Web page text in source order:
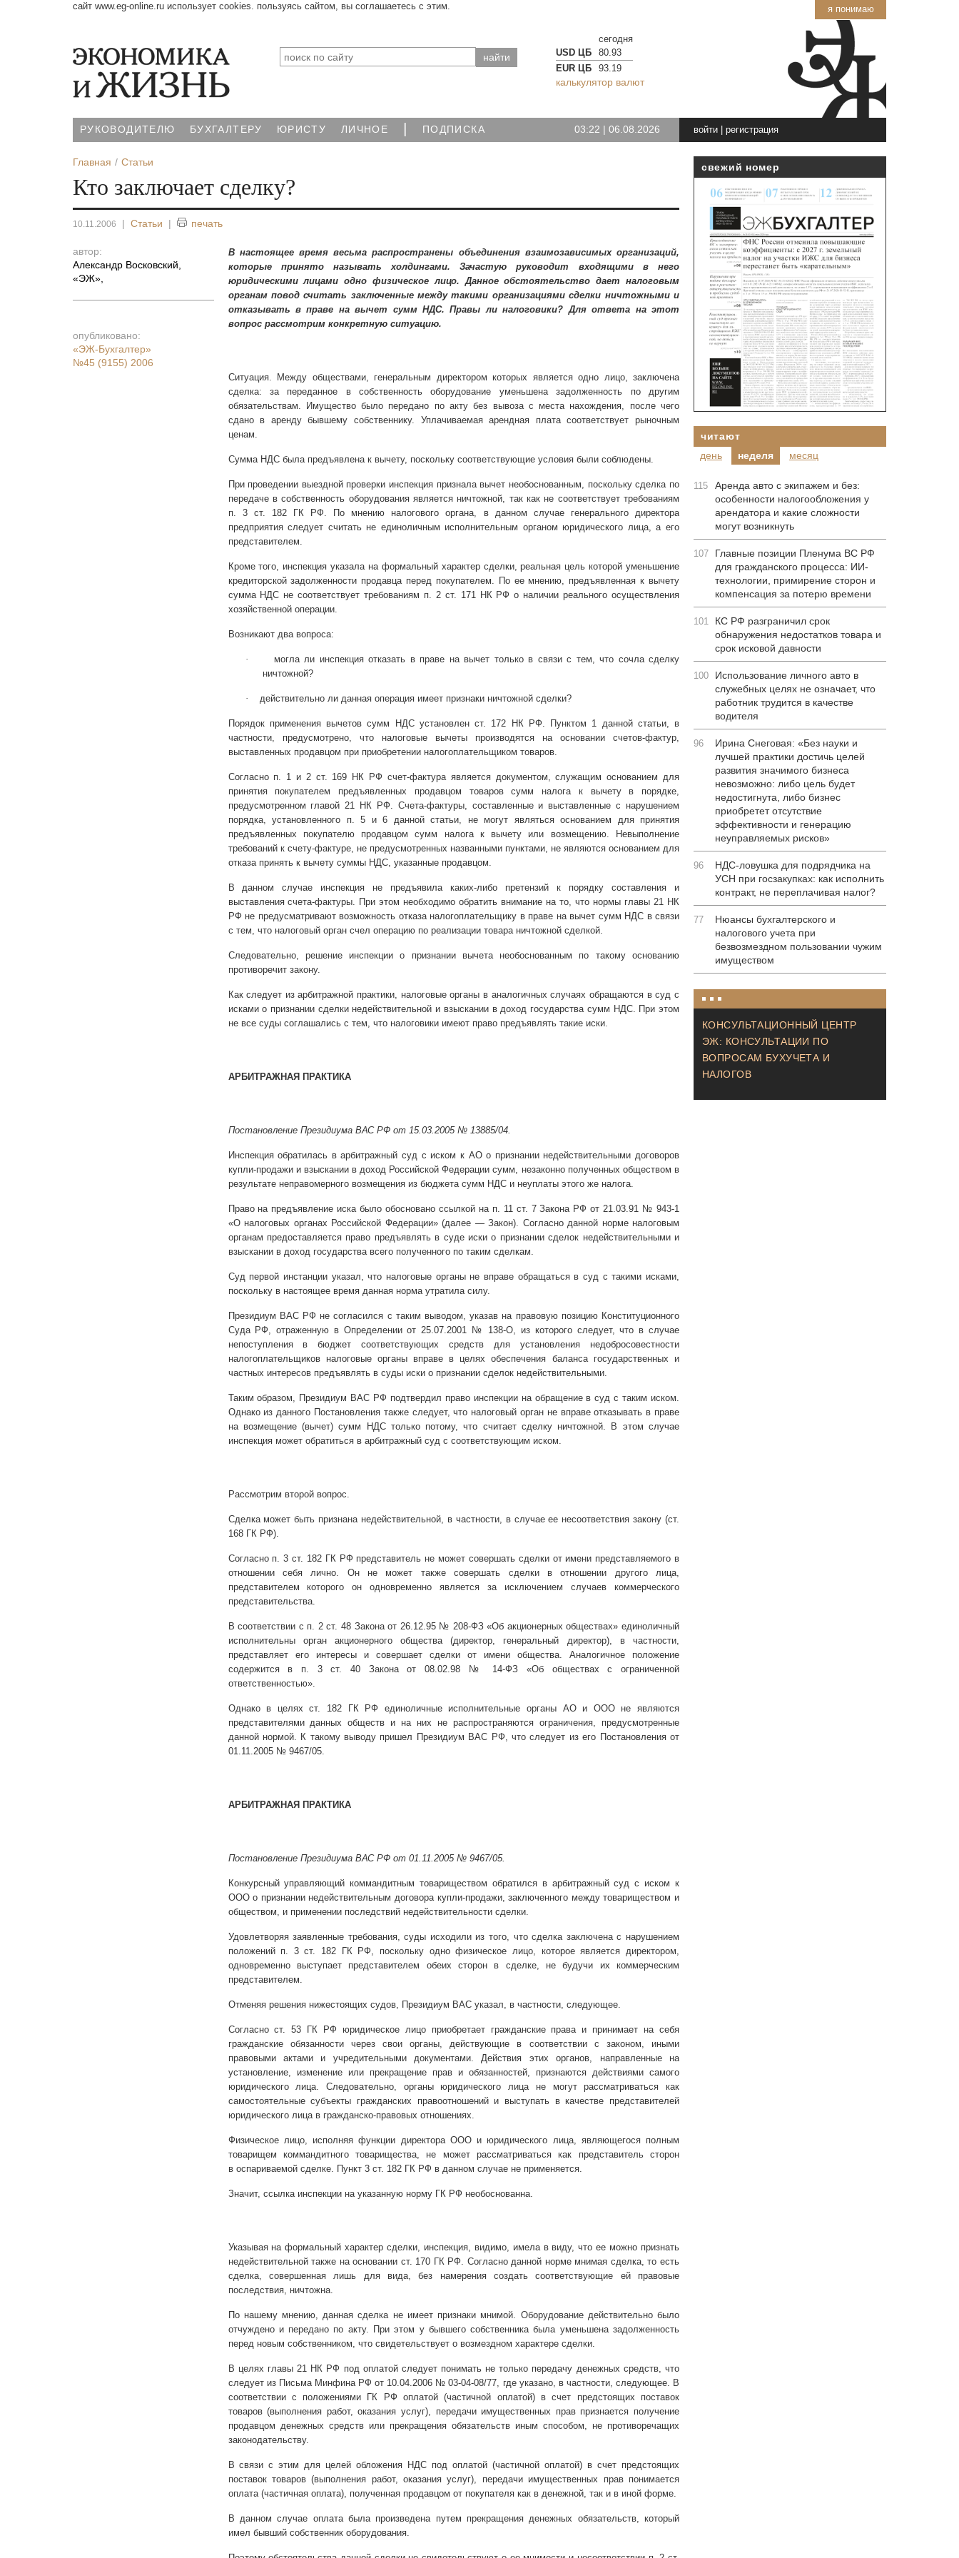
я понимаю
сайт www.eg-online.ru использует cookies. пользуясь сайтом, вы соглашаетесь с этим.
сегодня
USD ЦБ
80.93
EUR ЦБ
93.19
калькулятор валют
РУКОВОДИТЕЛЮ БУХГАЛТЕРУ ЮРИСТУ ЛИЧНОЕ | ПОДПИСКА 03:22 | 06.08.2026 войти| регистрация
Главная Статьи
Кто заключает сделку?
10.11.2006 | Статьи | печать
автор:
Александр Восковский,
«ЭЖ»
опубликовано:
«ЭЖ-Бухгалтер»
№45 (9155) 2006
В настоящее время весьма распространены объединения взаимозависимых организаций,
которые принято называть холдингами. Зачастую руководит входящими в него
юридическими лицами одно физическое лицо. Данное обстоятельство дает налоговым
органам повод считать заключенные между такими организациями сделки ничтожными и
отказывать в праве на вычет сумм НДС. Правы ли налоговики? Для ответа на этот
вопрос рассмотрим конкретную ситуацию.
Ситуация. Между обществами, генеральным директором которых является одно лицо, заключена
сделка: за переданное в собственность оборудование уменьшена задолженность по другим
обязательствам. Имущество было передано по акту без вывоза с места нахождения, после чего
сдано в аренду бывшему собственнику. Уплачиваемая арендная плата соответствует рыночным
ценам.
Сумма НДС была предъявлена к вычету, поскольку соответствующие условия были соблюдены.
При проведении выездной проверки инспекция признала вычет необоснованным, поскольку сделка по
передаче в собственность оборудования является ничтожной, так как не соответствует требованиям
п. 3 ст. 182 ГК РФ. По мнению налогового органа, в данном случае генерального директора
предприятия следует считать не единоличным исполнительным органом юридического лица, а его
представителем.
Кроме того, инспекция указала на формальный характер сделки, реальная цель которой уменьшение
кредиторской задолженности продавца перед покупателем. По ее мнению, предъявленная к вычету
сумма НДС не соответствует требованиям п. 2 ст. 171 НК РФ о наличии реального осуществления
хозяйственной операции.
Возникают два вопроса:
·
могла ли инспекция отказать в праве на вычет только в связи с тем, что сочла сделку
ничтожной?
· действительно ли данная операция имеет признаки ничтожной сделки?
Порядок применения вычетов сумм НДС установлен ст. 172 НК РФ. Пунктом 1 данной статьи, в
частности, предусмотрено, что налоговые вычеты производятся на основании счетов-фактур,
выставленных продавцом при приобретении налогоплательщиком товаров.
Согласно п. 1 и 2 ст. 169 НК РФ счет-фактура является документом, служащим основанием для
принятия покупателем предъявленных продавцом товаров сумм налога к вычету в порядке,
предусмотренном главой 21 НК РФ. Счета-фактуры, составленные и выставленные с нарушением
порядка, установленного п. 5 и 6 данной статьи, не могут являться основанием для принятия
предъявленных покупателю продавцом сумм налога к вычету или возмещению. Невыполнение
требований к счету-фактуре, не предусмотренных названными пунктами, не являются основанием для
отказа принять к вычету суммы НДС, указанные продавцом.
В данном случае инспекция не предъявила каких-либо претензий к порядку составления и
выставления счета-фактуры. При этом необходимо обратить внимание на то, что нормы главы 21 НК
РФ не предусматривают возможность отказа налогоплательщику в праве на вычет сумм НДС в связи
с тем, что налоговый орган счел операцию по реализации товара ничтожной сделкой.
Следовательно, решение инспекции о признании вычета необоснованным по такому основанию
противоречит закону.
Как следует из арбитражной практики, налоговые органы в аналогичных случаях обращаются в суд с
исками о признании сделки недействительной и взыскании в доход государства сумм НДС. При этом
не все суды соглашались с тем, что налоговики имеют право предъявлять такие иски.
АРБИТРАЖНАЯ ПРАКТИКА
Постановление Президиума ВАС РФ от 15.03.2005 № 13885/04.
Инспекция обратилась в арбитражный суд с иском к АО о признании недействительными договоров
купли-продажи и взыскании в доход Российской Федерации сумм, незаконно полученных обществом в
результате неправомерного возмещения из бюджета сумм НДС и неуплаты этого же налога.
Право на предъявление иска было обосновано ссылкой на п. 11 ст. 7 Закона РФ от 21.03.91 № 943-1
«О налоговых органах Российской Федерации» (далее — Закон). Согласно данной норме налоговым
органам предоставляется право предъявлять в суде иски о признании сделок недействительными и
взыскании в доход государства всего полученного по таким сделкам.
Суд первой инстанции указал, что налоговые органы не вправе обращаться в суд с такими исками,
поскольку в настоящее время данная норма утратила силу.
Президиум ВАС РФ не согласился с таким выводом, указав на правовую позицию Конституционного
Суда РФ, отраженную в Определении от 25.07.2001 № 138-О, из которого следует, что в случае
непоступления в бюджет соответствующих средств для установления недобросовестности
налогоплательщиков налоговые органы вправе в целях обеспечения баланса государственных и
частных интересов предъявлять в суды иски о признании сделок недействительными.
Таким образом, Президиум ВАС РФ подтвердил право инспекции на обращение в суд с таким иском.
Однако из данного Постановления также следует, что налоговый орган не вправе отказывать в праве
на возмещение (вычет) сумм НДС только потому, что считает сделку ничтожной. В этом случае
инспекция может обратиться в арбитражный суд с соответствующим иском.
Рассмотрим второй вопрос.
Сделка может быть признана недействительной, в частности, в случае ее несоответствия закону (ст.
168 ГК РФ).
Согласно п. 3 ст. 182 ГК РФ представитель не может совершать сделки от имени представляемого в
отношении себя лично. Он не может также совершать сделки в отношении другого лица,
представителем которого он одновременно является за исключением случаев коммерческого
представительства.
В соответствии с п. 2 ст. 48 Закона от 26.12.95 № 208-ФЗ «Об акционерных обществах» единоличный
исполнительны орган акционерного общества (директор, генеральный директор), в частности,
представляет его интересы и совершает сделки от имени общества. Аналогичное положение
содержится в п. 3 ст. 40 Закона от 08.02.98 № 14-ФЗ «Об обществах с ограниченной
ответственностью».
Однако в целях ст. 182 ГК РФ единоличные исполнительные органы АО и ООО не являются
представителями данных обществ и на них не распространяются ограничения, предусмотренные
данной нормой. К такому выводу пришел Президиум ВАС РФ, что следует из его Постановления от
01.11.2005 № 9467/05.
АРБИТРАЖНАЯ ПРАКТИКА
Постановление Президиума ВАС РФ от 01.11.2005 № 9467/05.
Конкурсный управляющий коммандитным товариществом обратился в арбитражный суд с иском к
ООО о признании недействительным договора купли-продажи, заключенного между товариществом и
обществом, и применении последствий недействительности сделки.
Удовлетворяя заявленные требования, суды исходили из того, что сделка заключена с нарушением
положений п. 3 ст. 182 ГК РФ, поскольку одно физическое лицо, которое является директором,
одновременно выступает представителем обеих сторон в сделке, не будучи их коммерческим
представителем.
Отменяя решения нижестоящих судов, Президиум ВАС указал, в частности, следующее.
Согласно ст. 53 ГК РФ юридическое лицо приобретает гражданские права и принимает на себя
гражданские обязанности через свои органы, действующие в соответствии с законом, иными
правовыми актами и учредительными документами. Действия этих органов, направленные на
установление, изменение или прекращение прав и обязанностей, признаются действиями самого
юридического лица. Следовательно, органы юридического лица не могут рассматриваться как
самостоятельные субъекты гражданских правоотношений и выступать в качестве представителей
юридического лица в гражданско-правовых отношениях.
Физическое лицо, исполняя функции директора ООО и юридического лица, являющегося полным
товарищем коммандитного товарищества, не может рассматриваться как представитель сторон
в оспариваемой сделке. Пункт 3 ст. 182 ГК РФ в данном случае не применяется.
Значит, ссылка инспекции на указанную норму ГК РФ необоснованна.
Указывая на формальный характер сделки, инспекция, видимо, имела в виду, что ее можно признать
недействительной также на основании ст. 170 ГК РФ. Согласно данной норме мнимая сделка, то есть
сделка, совершенная лишь для вида, без намерения создать соответствующие ей правовые
последствия, ничтожна.
По нашему мнению, данная сделка не имеет признаки мнимой. Оборудование действительно было
отчуждено и передано по акту. При этом у бывшего собственника была уменьшена задолженность
перед новым собственником, что свидетельствует о возмездном характере сделки.
В целях главы 21 НК РФ под оплатой следует понимать не только передачу денежных средств, что
следует из Письма Минфина РФ от 10.04.2006 № 03-04-08/77, где указано, в частности, следующее. В
соответствии с положениями ГК РФ оплатой (частичной оплатой) в счет предстоящих поставок
товаров (выполнения работ, оказания услуг), передачи имущественных прав признается получение
продавцом денежных средств или прекращения обязательств иным способом, не противоречащих
законодательству.
В связи с этим для целей обложения НДС под оплатой (частичной оплатой) в счет предстоящих
поставок товаров (выполнения работ, оказания услуг), передачи имущественных прав понимается
оплата (частичная оплата), полученная продавцом от покупателя как в денежной, так и в иной форме.
В данном случае оплата была произведена путем прекращения денежных обязательств, который
имел бывший собственник оборудования.
свежий номер
читают
день
неделя месяц
115
Аренда авто с экипажем и без:
особенности налогообложения у
арендатора и какие сложности
могут возникнуть
107
Главные позиции Пленума ВС РФ
для гражданского процесса: ИИ-
технологии, примирение сторон и
компенсация за потерю времени
101
КС РФ разграничил срок
обнаружения недостатков товара и
срок исковой давности
100
Использование личного авто в
служебных целях не означает, что
работник трудится в качестве
водителя
96
Ирина Снеговая: «Без науки и
лучшей практики достичь целей
развития значимого бизнеса
невозможно: либо цель будет
недостигнута, либо бизнес
приобретет отсутствие
эффективности и генерацию
неуправляемых рисков»
96
НДС-ловушка для подрядчика на
УСН при госзакупках: как исполнить
контракт, не переплачивая налог?
77
Нюансы бухгалтерского и
налогового учета при
безвозмездном пользовании чужим
имуществом
КОНСУЛЬТАЦИОННЫЙ ЦЕНТР
ЭЖ: КОНСУЛЬТАЦИИ ПО
ВОПРОСАМ БУХУЧЕТА И
НАЛОГОВ